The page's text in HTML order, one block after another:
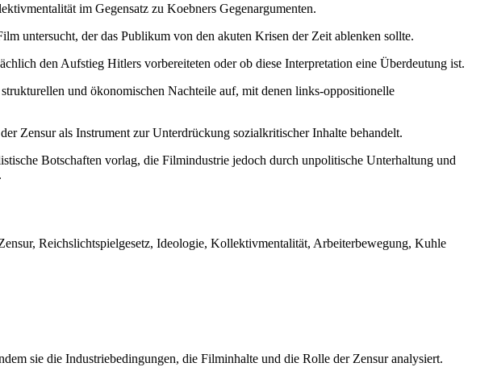
im Gegensatz zu Koebners Gegenargumenten.
untersucht, der das Publikum von den akuten Krisen der Zeit ablenken sollte.
den Aufstieg Hitlers vorbereiteten oder ob diese Interpretation eine Überdeutung ist.
und ökonomischen Nachteile auf, mit denen links-oppositionelle
Zensur als Instrument zur Unterdrückung sozialkritischer Inhalte behandelt.
Botschaften vorlag, die Filmindustrie jedoch durch unpolitische Unterhaltung und
Reichslichtspielgesetz, Ideologie, Kollektivmentalität, Arbeiterbewegung, Kuhle
sie die Industriebedingungen, die Filminhalte und die Rolle der Zensur analysiert.